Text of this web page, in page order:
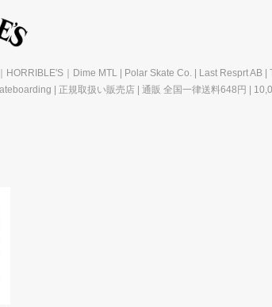
HORRIBLE'S｜Dime MTL | Polar Skate Co. | Last Resprt AB |
| 正規取扱い販売店 | 通販 全国一律送料648円 |